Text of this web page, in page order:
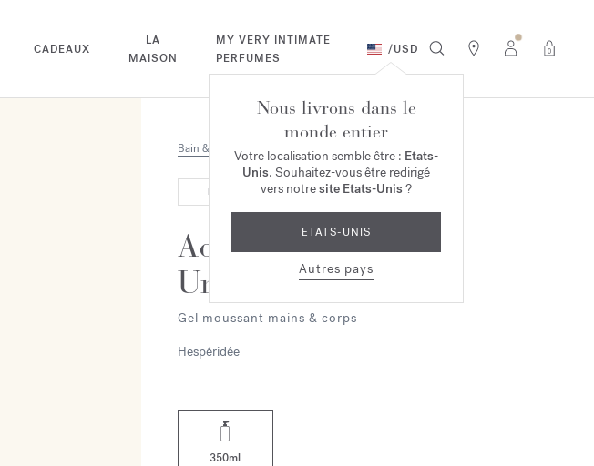
CADEAUX
LA
MAISON
MY VERY INTIMATE
PERFUMES
/USD 0
Nous livrons dans le
monde entier
Votre localisation semble être : Etats-
Unis. Souhaitez-vous être redirigé
vers notresite Etats-Unis ?
ETATS-UNIS
Autres pays
Bain & Corps
RUPTURE DE STOCK
Aqua
Universalis
Gel moussant mains & corps
Hespéridée
350ml